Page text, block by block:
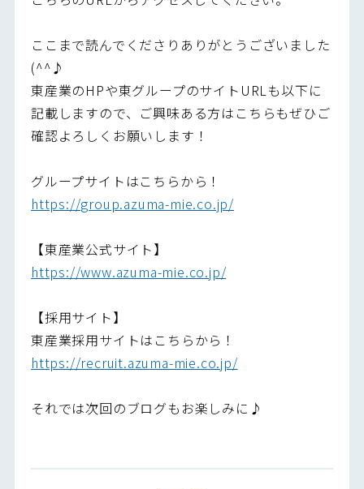
ここまで読んでくださりありがとうございました
(^^♪
東産業のHPや東グループのサイトURLも以下に
記載しますので、ご興味ある方はこちらもぜひご
確認よろしくお願いします！
グループサイトはこちらから！
https://group.azuma-mie.co.jp/
【東産業公式サイト】
https://www.azuma-mie.co.jp/
【採用サイト】
東産業採用サイトはこちらから！
https://recruit.azuma-mie.co.jp/
それでは次回のブログもお楽しみに♪